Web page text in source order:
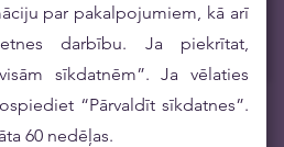
stieņu dizainu
par pakalpojumiem, kā arī
darbību. Ja piekrītat,
sīkdatnēm”. Ja vēlaties
“Pārvaldīt sīkdatnes”.
60 nedēļas.